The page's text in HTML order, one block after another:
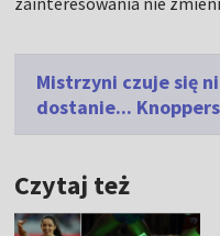
Mistrzyni czuje się
dostanie...
Czytaj też